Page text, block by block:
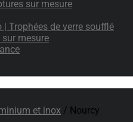
sur mesure
| Trophées de verre soufflé
mesure
et inox / Nourcy